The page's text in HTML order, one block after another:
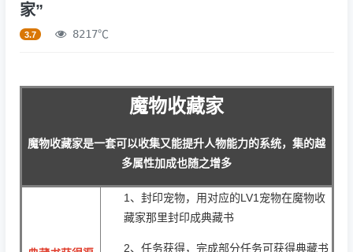
家”
3.7 8217℃
魔物收藏家
魔物收藏家是一套可以收集又能提升人物能力的系统，集的越
多属性加成也随之增多
1、封印宠物，用对应的LV1宠物在魔物收
藏家那里封印成典藏书
2、任务获得，完成部分任务可获得典藏书